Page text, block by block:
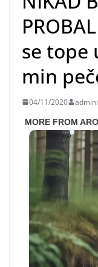
se tope
min
04/11/2020